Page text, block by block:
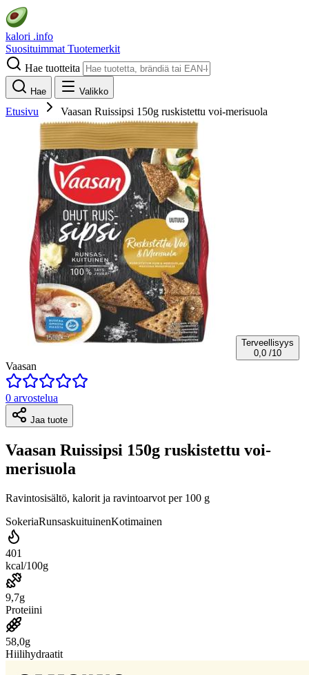
kalori .info
Suosituimmat Tuotemerkit
Hae tuotteita
Hae Valikko
Etusivu Vaasan Ruissipsi 150g ruskistettu voi-merisuola
Terveellisyys
0,0 /10
Vaasan
0 arvostelua
Jaa tuote
Vaasan Ruissipsi 150g ruskistettu voi-
merisuola
Ravintosisältö, kalorit ja ravintoarvot per 100 g
SokeriaRunsaskuituinenKotimainen
401
kcal/100g
9,7g
Proteiini
58,0g
Hiilihydraatit